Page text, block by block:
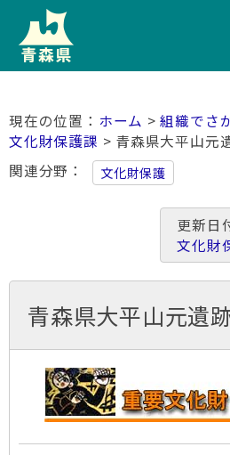
ホーム >組織でさ
文化財保護課 > 青森県大平山元
関連分野
文化財保護
更新日
文化財
青森県大平山元遺